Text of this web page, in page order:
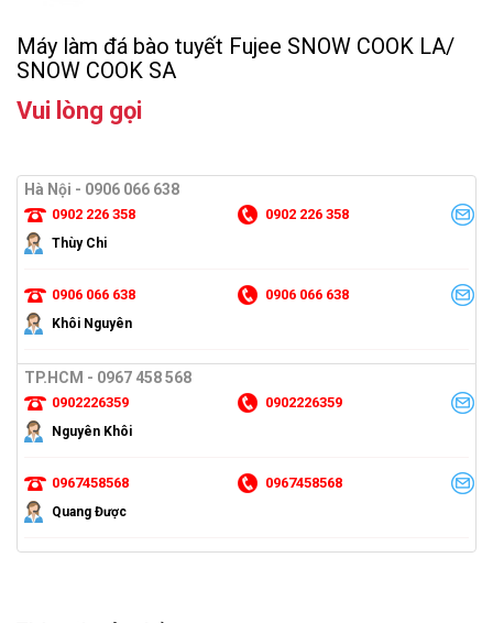
Máy làm đá bào tuyết Fujee SNOW COOK LA/
SNOW COOK SA
Vui lòng gọi
Hà Nội - 0906 066 638
0902 226 358 0902 226 358
Thùy Chi
0906 066 638 0906 066 638
Khôi Nguyên
TP.HCM - 0967 458 568
0902226359 0902226359
Nguyên Khôi
0967458568 0967458568
Quang Được